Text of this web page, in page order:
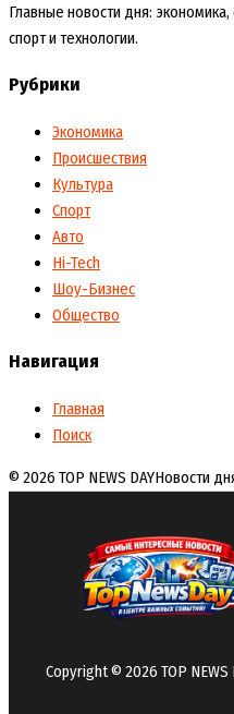
Главные новости дня:
спорт и технологии.
Рубрики
Экономика
Происшествия
Культура
Спорт
Авто
Hi-Tech
Шоу-Бизнес
Общество
Навигация
Главная
Поиск
© 2026 TOP NEWS DAYНовости
Copyright © 2026 TOP NEWS